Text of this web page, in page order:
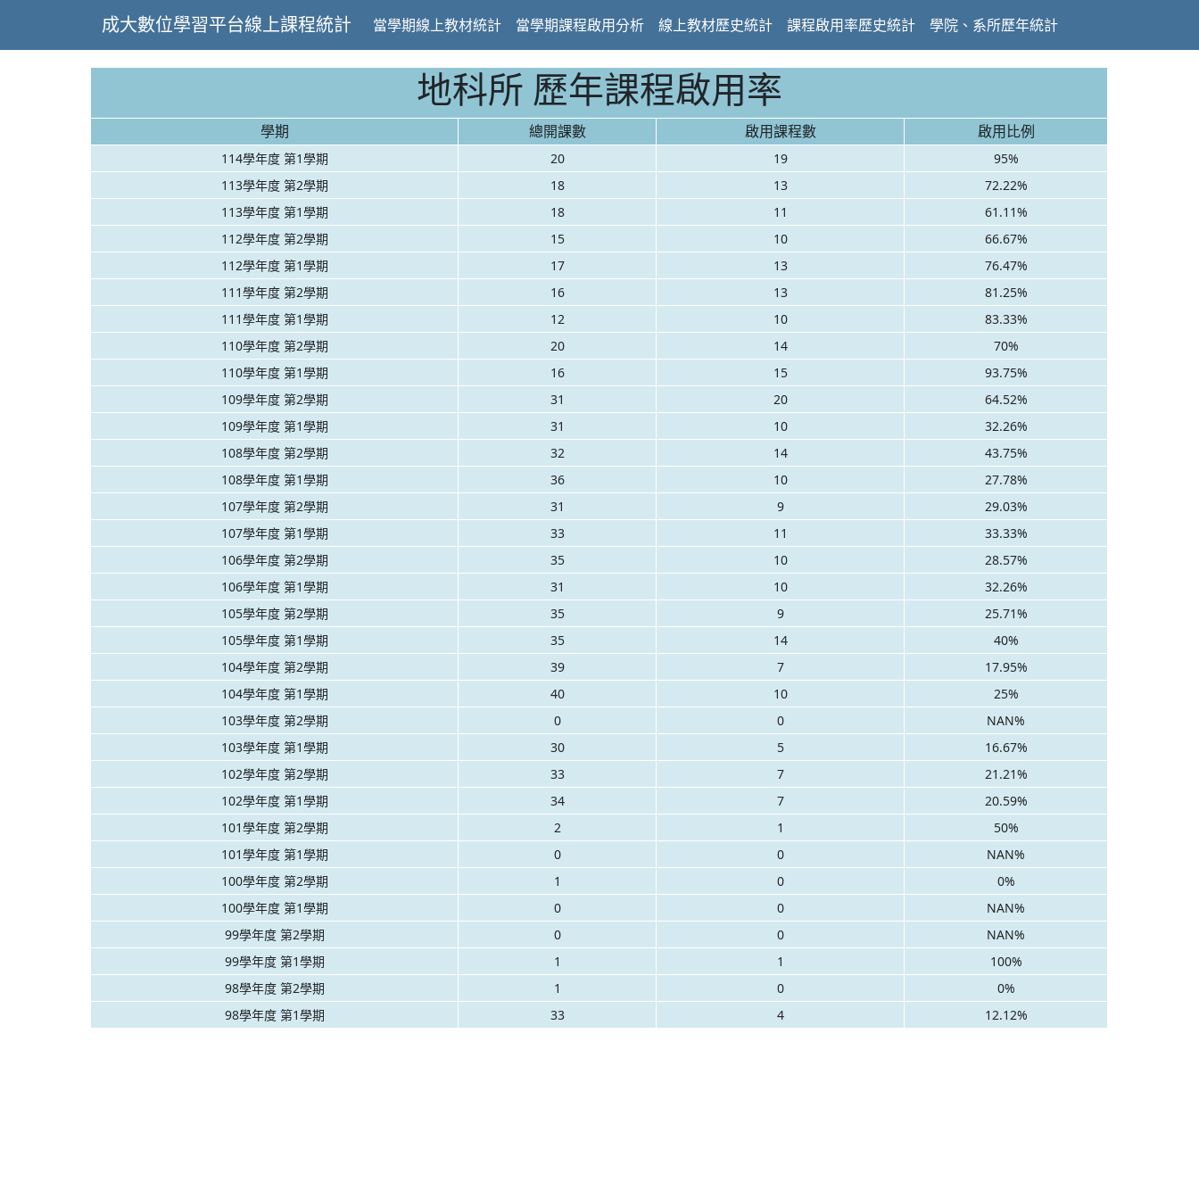
成大數位學習平台線上課程統計 當學期線上教材統計 當學期課程啟用分析 線上教材歷史統計 課程啟用率歷史統計 學院、系所歷年統計
地科所 歷年課程啟用率
學期 總開課數 啟用課程數 啟用比例
114學年度 第1學期 20 19
95%
113學年度 第2學期
18 13
72.22%
113學年度 第1學期
18 11
61.11%
112學年度 第2學期
15 10
66.67%
112學年度 第1學期
17 13
76.47%
111學年度 第2學期
16 13
81.25%
111學年度 第1學期
12 10
83.33%
110學年度 第2學期
20 14
70%
110學年度 第1學期
16 15
93.75%
109學年度 第2學期
31 20
64.52%
109學年度 第1學期
31 10
32.26%
108學年度 第2學期
32 14
43.75%
108學年度 第1學期
36 10
27.78%
107學年度 第2學期
31 9
29.03%
107學年度 第1學期
33 11
33.33%
106學年度 第2學期
35 10
28.57%
106學年度 第1學期
31 10
32.26%
105學年度 第2學期
35 9
25.71%
105學年度 第1學期
35 14
40%
104學年度 第2學期
39 7
17.95%
104學年度 第1學期
40 10
25%
103學年度 第2學期
0 0
NAN%
103學年度 第1學期
30 5
16.67%
102學年度 第2學期
33 7
21.21%
102學年度 第1學期
34 7
20.59%
101學年度 第2學期
2 1
50%
101學年度 第1學期
0 0
NAN%
100學年度 第2學期
1 0
0%
100學年度 第1學期
0 0
NAN%
99學年度 第2學期
0 0
NAN%
99學年度 第1學期
1 1
100%
98學年度 第2學期
1 0
0%
98學年度 第1學期
33 4 12.12%